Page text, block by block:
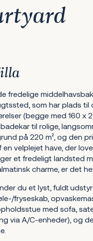
fredelige
som har plads til
(begge med 160 x
til rolige,
på 220 m², og den
velplejet have, der
et fredeligt landsted
charme, er det
du et lyst, fuldt
fryseskab,
med sofa,
via A/C-enheder), og